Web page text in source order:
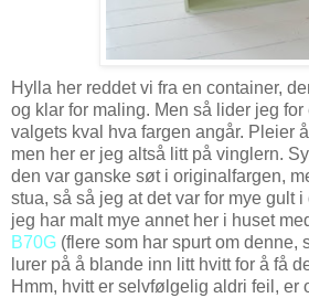
Hylla her reddet vi fra en container,
og klar for maling. Men så lider jeg for
valgets kval hva fargen angår. Pleier
men her er jeg altså litt på vinglern.
den var ganske søt i originalfargen,
stua, så så jeg at det var for mye gult
jeg har malt mye annet her i huset
B70G (flere som har spurt om denne,
lurer på å blande inn litt hvitt for å få
Hmm, hvitt er selvfølgelig aldri feil, er